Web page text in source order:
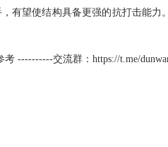
有望使结构具备更强的抗打击能
----------交流群：https://t.me/